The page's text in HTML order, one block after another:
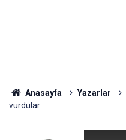
Anasayfa Yazarlar
vurdular